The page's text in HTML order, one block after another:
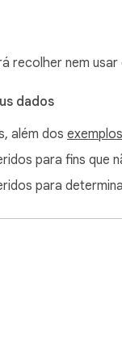
recolher nem usar
dados
além dos
para fins que
para